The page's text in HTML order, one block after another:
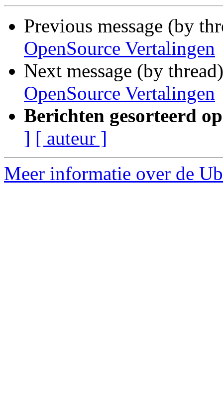
Previous message (by
OpenSource Vertalingen
Next message (by
OpenSource Vertalingen
Berichten gesorteerd
] [ auteur ]
Meer informatie over de